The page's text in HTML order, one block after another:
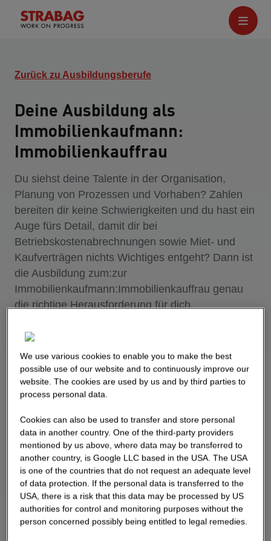
Zurück zu Ausbildungsberufe
Deine Ausbildung als
Immobilienkaufmann:
Immobilienkauffrau
Du siehst deine Talente in der Organisation,
Planung von Prozessen und Vorhaben? Zahlen
bereiten dir keine Schwierigkeiten und du hast ein
Auge fürs Detail, damit dir bei
Betriebskostenabrechnungen sowie Miet- und
Kaufverträgen nichts Wichtiges entgeht? Dann ist
die Ausbildung zum:zur
Immobilienkaufmann:Immobilienkauffrau genau
die richtige Herausforderung für dich.
Jetzt bewerben
We use various cookies to enable you to make the best
possible use of our website and to continuously improve our
website. The cookies are used by us and by third parties to
process personal data.
Cookies can also be used to transfer and store personal
data in another country. One of the third-party providers
mentioned by us above, where data may be transferred to
another country, is Google LLC based in the USA. The USA
is one of the countries that do not request an adequate level
of data protection. If the personal data is transferred to the
USA, there is a risk that this data may be processed by US
authorities for control and monitoring purposes without the
person concerned possibly being entitled to legal remedies.